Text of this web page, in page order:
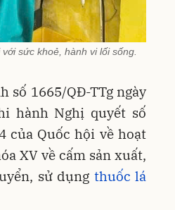
sức khoẻ, hành vi lối sống.
số 1665/QĐ-TTg ngày
hành Nghị quyết số
của Quốc hội về hoạt
XV về cấm sản xuất,
sử dụng thuốc lá